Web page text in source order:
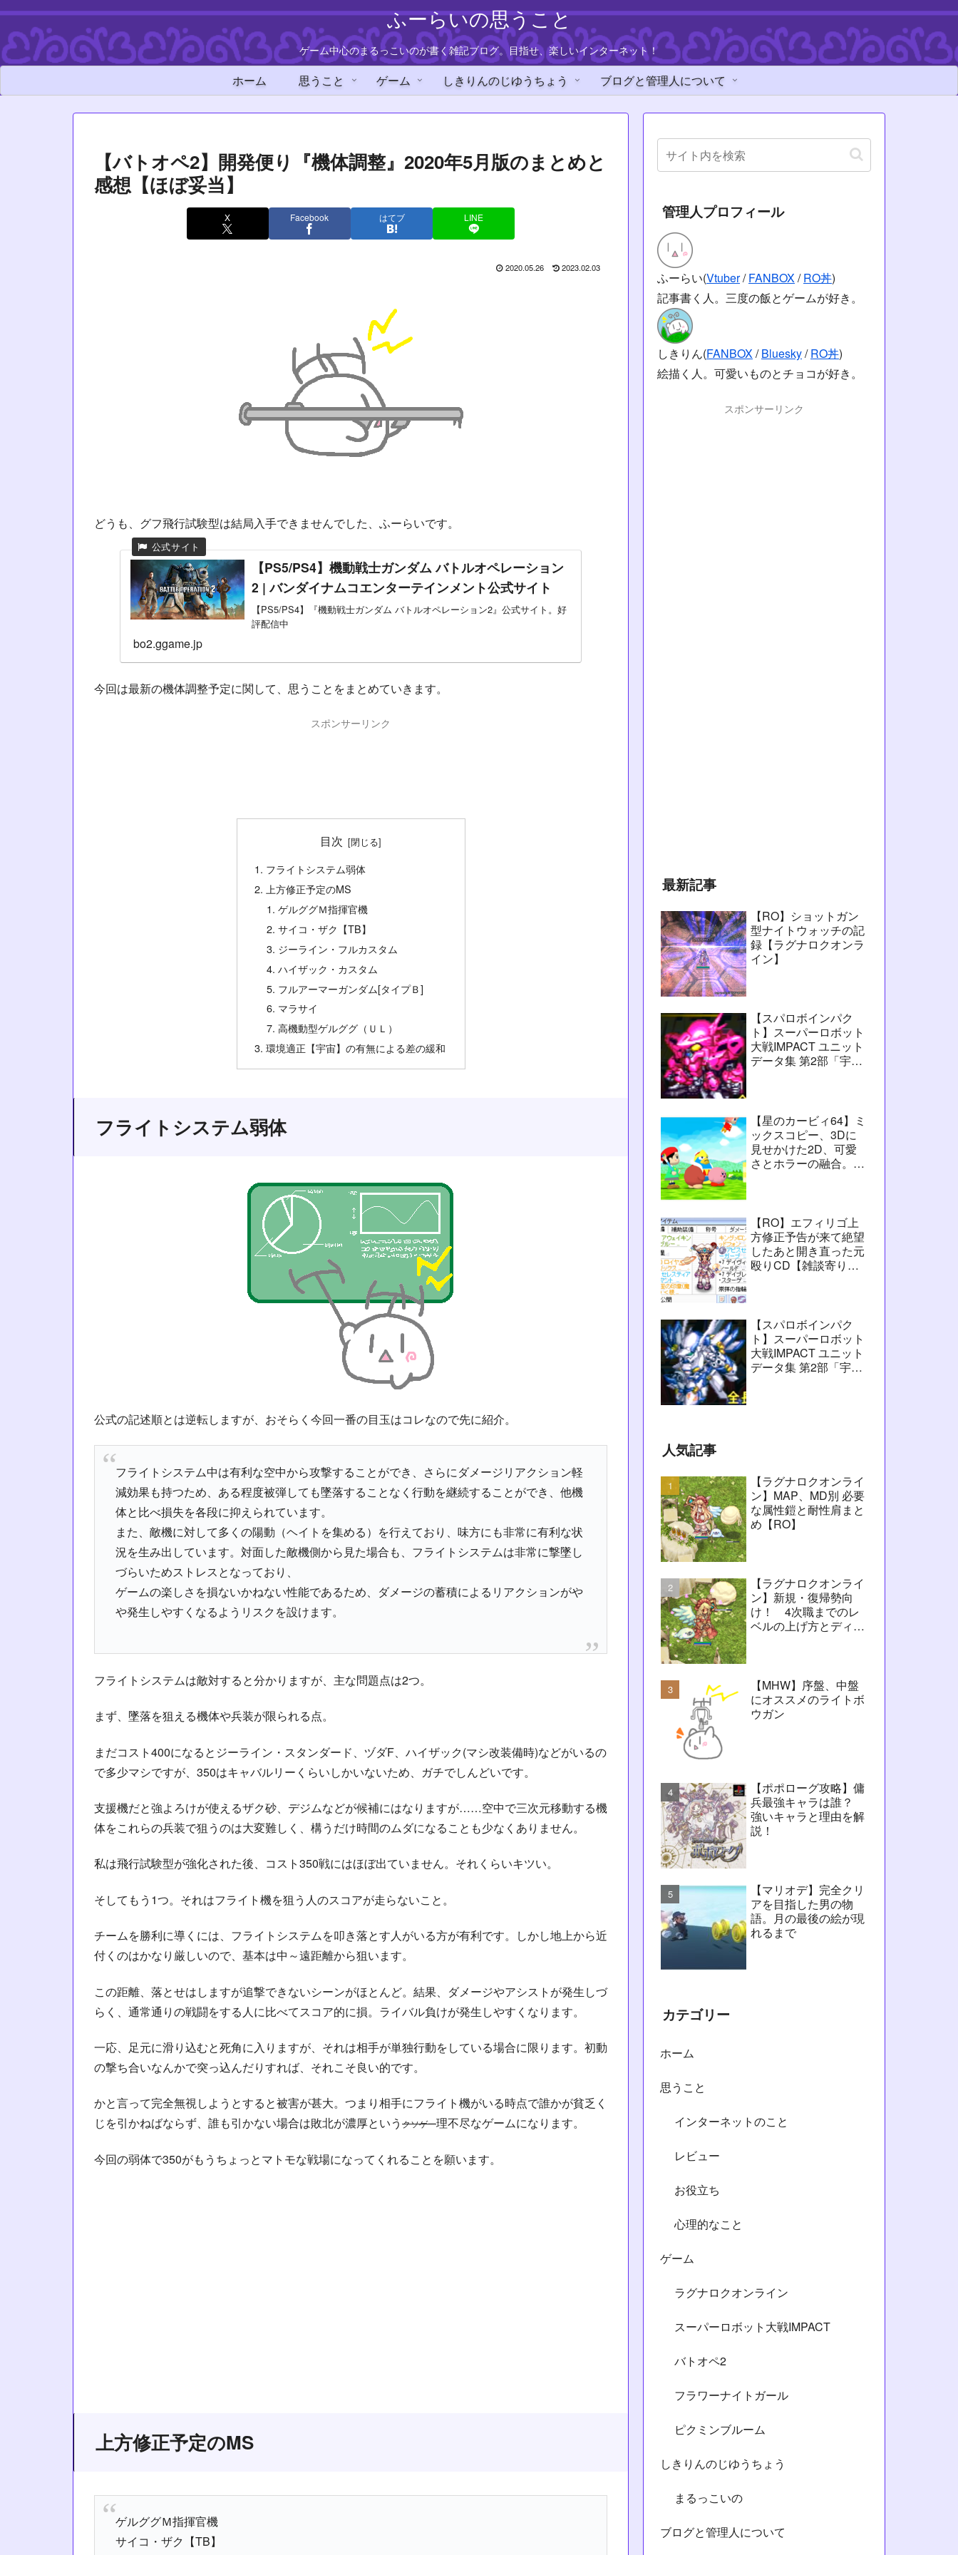
ふーらいの思うこと
ゲーム中心のまるっこいのが書く雑記ブログ。目指せ、楽しいインターネット！
ホーム 思うこと ゲーム しきりんのじゆうちょう ブログと管理人について
【バトオペ2】開発便り『機体調整』2020年5月版のまとめと
感想【ほぼ妥当】
X Facebook はてブ LINE
2020.05.26 2023.02.03
どうも、グフ飛行試験型は結局入手できませんでした、ふーらいです。
【PS5/PS4】機動戦士ガンダム バトルオペレーション
2 | バンダイナムコエンターテインメント公式サイト
【PS5/PS4】『機動戦士ガンダム バトルオペレーション2』公式サイト。好
評配信中
bo2.ggame.jp
今回は最新の機体調整予定に関して、思うことをまとめていきます。
スポンサーリンク
目次
フライトシステム弱体
上方修正予定のMS
ゲルググＭ指揮官機
サイコ・ザク【TB】
ジーライン・フルカスタム
ハイザック・カスタム
フルアーマーガンダム[タイプＢ]
マラサイ
高機動型ゲルググ（ＵＬ）
環境適正【宇宙】の有無による差の緩和
フライトシステム弱体
公式の記述順とは逆転しますが、おそらく今回一番の目玉はコレなので先に紹介。
フライトシステム中は有利な空中から攻撃することができ、さらにダメージリアクション軽
減効果も持つため、ある程度被弾しても墜落することなく行動を継続することができ、他機
体と比べ損失を各段に抑えられています。
また、敵機に対して多くの陽動（ヘイトを集める）を行えており、味方にも非常に有利な状
況を生み出しています。対面した敵機側から見た場合も、フライトシステムは非常に撃墜し
づらいためストレスとなっており、
ゲームの楽しさを損ないかねない性能であるため、ダメージの蓄積によるリアクションがや
や発生しやすくなるようリスクを設けます。
フライトシステムは敵対すると分かりますが、主な問題点は2つ。
まず、墜落を狙える機体や兵装が限られる点。
まだコスト400になるとジーライン・スタンダード、ヅダF、ハイザック(マシ改装備時)などがいるの
で多少マシですが、350はキャバルリーくらいしかいないため、ガチでしんどいです。
支援機だと強よろけが使えるザク砂、デジムなどが候補にはなりますが……空中で三次元移動する機
体をこれらの兵装で狙うのは大変難しく、構うだけ時間のムダになることも少なくありません。
私は飛行試験型が強化された後、コスト350戦にはほぼ出ていません。それくらいキツい。
そしてもう1つ。それはフライト機を狙う人のスコアが走らないこと。
チームを勝利に導くには、フライトシステムを叩き落とす人がいる方が有利です。しかし地上から近
付くのはかなり厳しいので、基本は中～遠距離から狙います。
この距離、落とせはしますが追撃できないシーンがほとんど。結果、ダメージやアシストが発生しづ
らく、通常通りの戦闘をする人に比べてスコア的に損。ライバル負けが発生しやすくなります。
一応、足元に滑り込むと死角に入りますが、それは相手が単独行動をしている場合に限ります。初動
の撃ち合いなんかで突っ込んだりすれば、それこそ良い的です。
かと言って完全無視しようとすると被害が甚大。つまり相手にフライト機がいる時点で誰かが貧乏く
じを引かねばならず、誰も引かない場合は敗北が濃厚という クソゲー理不尽なゲームになります。
今回の弱体で350がもうちょっとマトモな戦場になってくれることを願います。
上方修正予定のMS
ゲルググＭ指揮官機
サイコ・ザク【TB】
管理人プロフィール
ふーらい(Vtuber/FANBOX/RO丼)
記事書く人。三度の飯とゲームが好き。
しきりん(FANBOX/Bluesky/RO丼)
絵描く人。可愛いものとチョコが好き。
スポンサーリンク
最新記事
【RO】ショットガン
型ナイトウォッチの記
録【ラグナロクオンラ
イン】
【スパロボインパク
ト】スーパーロボット
大戦IMPACT ユニット
データ集 第2部「宇宙
【星のカービィ64】ミ
ックスコピー、3Dに
見せかけた2D、可愛
さとホラーの融合。数
【RO】エフィリゴ上
方修正予告が来て絶望
したあと開き直った元
殴りCD【雑談寄りの
【スパロボインパク
ト】スーパーロボット
大戦IMPACT ユニット
データ集 第2部「宇宙
人気記事
【ラグナロクオンライ
ン】MAP、MD別 必要
な属性鎧と耐性肩まと
め【RO】
【ラグナロクオンライ
ン】新規・復帰勢向
け！ 4次職までのレ
ベルの上げ方とディレ
【MHW】序盤、中盤
にオススメのライトボ
ウガン
【ポポローグ攻略】傭
兵最強キャラは誰？
強いキャラと理由を解
説！
【マリオデ】完全クリ
アを目指した男の物
語。月の最後の絵が現
れるまで
カテゴリー
ホーム
思うこと
インターネットのこと
レビュー
お役立ち
心理的なこと
ゲーム
ラグナロクオンライン
スーパーロボット大戦IMPACT
バトオペ2
フラワーナイトガール
ピクミンブルーム
しきりんのじゆうちょう
まるっこいの
ブログと管理人について